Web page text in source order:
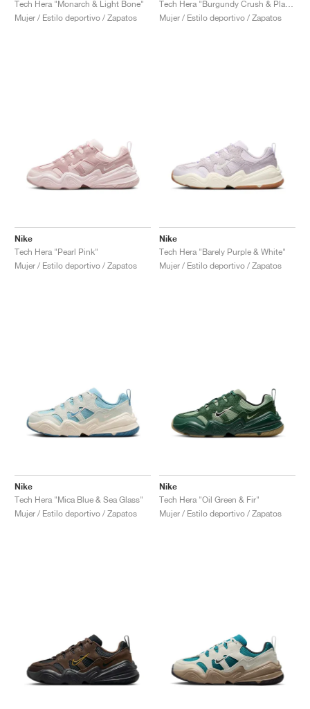
Tech Hera "Monarch & Light Bone"
Mujer / Estilo deportivo / Zapatos
Mujer / Estilo deportivo / Zapatos
Nike
Tech Hera "Pearl Pink"
Mujer / Estilo deportivo / Zapatos
Nike
Tech Hera "Barely Purple & White"
Mujer / Estilo deportivo / Zapatos
Nike
Tech Hera "Mica Blue & Sea Glass"
Mujer / Estilo deportivo / Zapatos
Nike
Tech Hera "Oil Green & Fir"
Mujer / Estilo deportivo / Zapatos